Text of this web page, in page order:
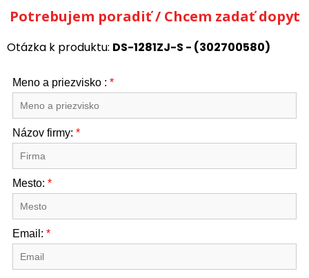
Potrebujem poradiť / Chcem zadať dopyt
Otázka k produktu: DS-1281ZJ-S - (302700580)